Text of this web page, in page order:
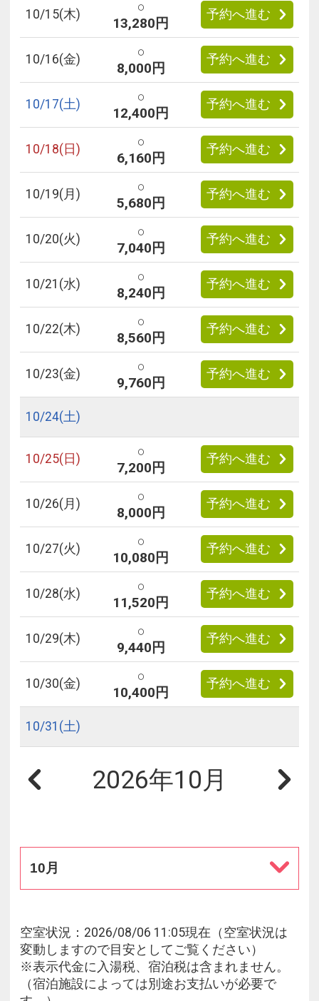
10/15(木)
○
13,280円
予約へ進む
10/16(金)
○
8,000円
予約へ進む
10/17(土)
○
12,400円
予約へ進む
10/18(日)
○
6,160円
予約へ進む
10/19(月)
○
5,680円
予約へ進む
10/20(火)
○
7,040円
予約へ進む
10/21 (水)
○
8,240円
予約へ進む
10/22(木)
○
8,560円
予約へ進む
10/23(金)
○
9,760円
予約へ進む
10/24(土)
10/25(日)
○
7,200円
予約へ進む
10/26(月)
○
8,000円
予約へ進む
10/27(火)
○
10,080円
予約へ進む
10/28(水)
○
11,520円
予約へ進む
10/29(木)
○
9,440円
予約へ進む
10/30(金)
○
10,400円
予約へ進む
10/31 (土)
2026年10月
10月
空室状況：2026/08/06 11:05現在（空室状況は
変動しますので目安としてご覧ください）
※表示代金に入湯税、宿泊税は含まれません。
（宿泊施設によっては別途お支払いが必要で